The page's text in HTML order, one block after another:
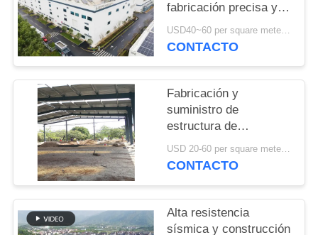
CASOS
MAPA
DEL
SITIO
POLÍTICA
PRIVACIDAD
fabricación precisa y
solución de entrega
integral
USD40~60 per square meter MOQ:1000 sqm
CONTACTO
Fabricación y
suministro de
estructura de
construcción de
estructura de acero de
en Benin
USD 20-60 per square meter MOQ:1000 Metros cuadrados
CONTACTO
Alta resistencia
sísmica y construcción